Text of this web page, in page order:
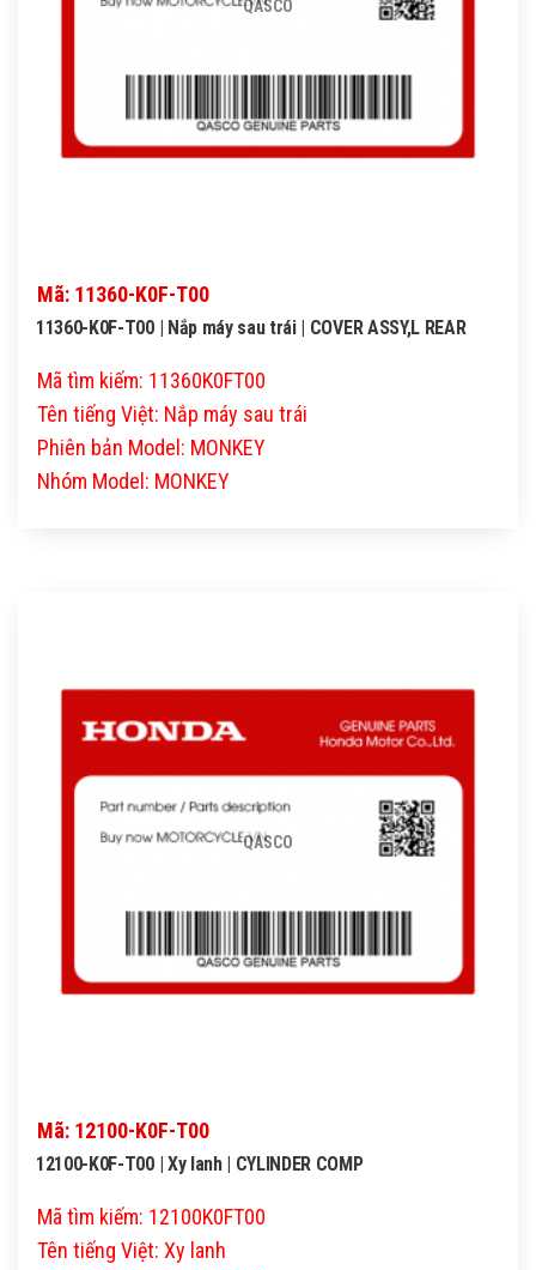
QASCO
Mã: 11360-K0F-T00
11360-K0F-T00 | Nắp máy sau trái | COVER ASSY,L REAR
Mã tìm kiếm: 11360K0FT00
Tên tiếng Việt: Nắp máy sau trái
Phiên bản Model: MONKEY
Nhóm Model: MONKEY
QASCO
Mã: 12100-K0F-T00
12100-K0F-T00 | Xy lanh | CYLINDER COMP
Mã tìm kiếm: 12100K0FT00
Tên tiếng Việt: Xy lanh